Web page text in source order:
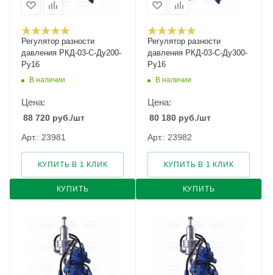
Регулятор разности
давления РКД-03-С-Ду200-
Ру16
В наличии
Цена:
88 720 руб./шт
Арт.: 23981
КУПИТЬ
КУПИТЬ В 1 КЛИК
Регулятор разности
давления РКД-03-С-Ду300-
Ру16
В наличии
Цена:
80 180 руб./шт
Арт.: 23982
КУПИТЬ
КУПИТЬ В 1 КЛИК